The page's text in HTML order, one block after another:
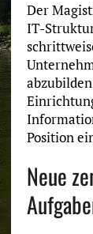
Der
IT-
Position
Neue